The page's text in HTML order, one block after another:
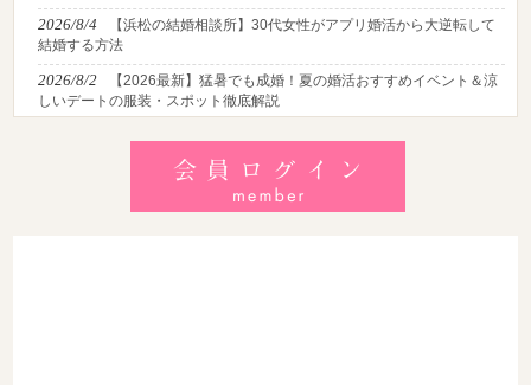
2026/8/4
【浜松の結婚相談所】30代女性がアプリ婚活から大逆転して
結婚する方法
2026/8/2
【2026最新】猛暑でも成婚！夏の婚活おすすめイベント＆涼
しいデートの服装・スポット徹底解説
後半・40代からの大人の成婚術
【浜松】30代・40代男性で「モテない男」の共通点とは？
地元の婚活女子が避けるNGな特徴3選